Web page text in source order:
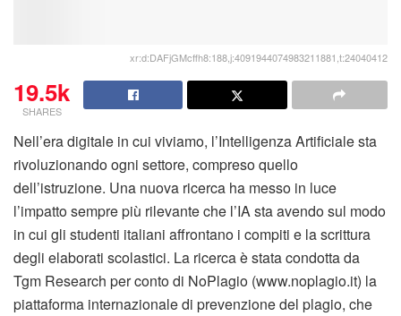
xr:d:DAFjGMcffh8:188,j:4091944074983211881,t:24040412
19.5k
SHARES
Nell’era digitale in cui viviamo, l’Intelligenza Artificiale sta
rivoluzionando ogni settore, compreso quello
dell’istruzione. Una nuova ricerca ha messo in luce
l’impatto sempre più rilevante che l’IA sta avendo sul modo
in cui gli studenti italiani affrontano i compiti e la scrittura
degli elaborati scolastici. La ricerca è stata condotta da
Tgm Research per conto di NoPlagio (www.noplagio.it) la
piattaforma internazionale di prevenzione del plagio, che